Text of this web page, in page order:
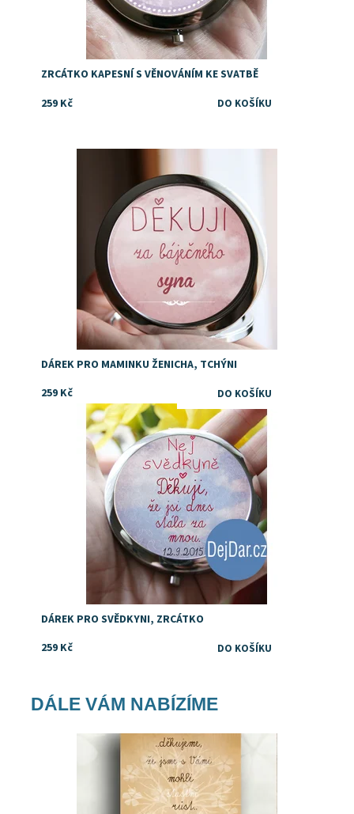
ZRCÁTKO KAPESNÍ S VĚNOVÁNÍM KE SVATBĚ
259 Kč
Dostupnost: Skladem
DÁREK PRO MAMINKU ŽENICHA, TCHÝNI
259 Kč
Dostupnost:
Skladem
DÁREK PRO SVĚDKYNI, ZRCÁTKO
259 Kč
DÁLE VÁM NABÍZÍME
Dostupnost: Skladem